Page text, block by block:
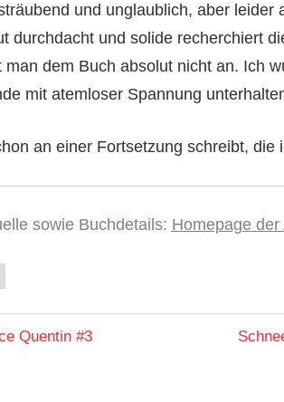
und unglaublich, aber leider
durchdacht und solide recherchiert
dem Buch absolut nicht an. Ich
mit atemloser Spannung
an einer Fortsetzung schreibt, die
sowie Buchdetails: Homepage der
Quentin #3